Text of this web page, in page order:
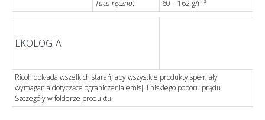
Taca ręczna: 60 – 162 g/m²
EKOLOGIA
Ricoh dokłada wszelkich starań, aby wszystkie produkty spełniały
wymagania dotyczące ograniczenia emisji i niskiego poboru prądu.
Szczegóły w folderze produktu.